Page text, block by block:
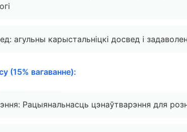
агульны карыстальніцкі досвед і
(15% вагаванне):
Рацыянальнасць цэнаўтварэння для